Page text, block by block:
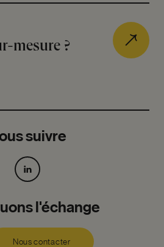
mesure ?
suivre
l'échange
Nous contacter